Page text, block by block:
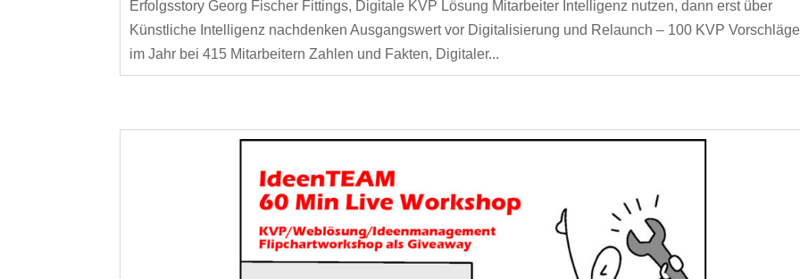
Erfolgsstory Georg Fischer Fittings, Digitale KVP Lösung Mitarbeiter Intelligenz nutzen, dann erst über
Künstliche Intelligenz nachdenken Ausgangswert vor Digitalisierung und Relaunch – 100 KVP Vorschläge
im Jahr bei 415 Mitarbeitern Zahlen und Fakten, Digitaler...